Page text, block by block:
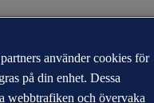
använder cookies för
på din enhet. Dessa
webbtrafiken och övervaka